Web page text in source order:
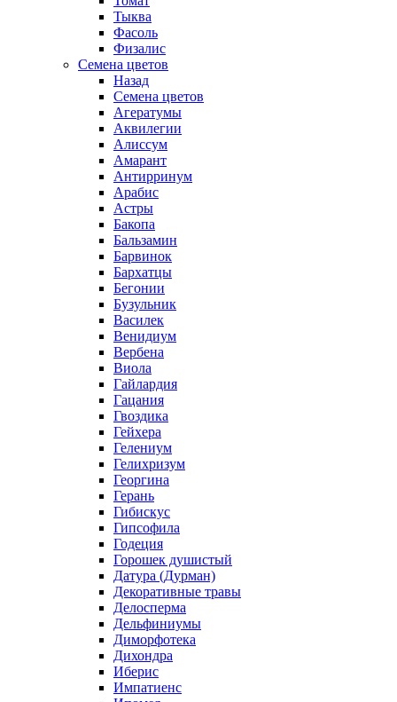
Тыква
Фасоль
Физалис
Семена цветов
Назад
Семена цветов
Агератумы
Аквилегии
Алиссум
Амарант
Антирринум
Арабис
Астры
Бакопа
Бальзамин
Барвинок
Бархатцы
Бегонии
Бузульник
Василек
Венидиум
Вербена
Виола
Гайлардия
Гацания
Гвоздика
Гейхера
Гелениум
Гелихризум
Георгина
Герань
Гибискус
Гипсофила
Годеция
Горошек душистый
Датура (Дурман)
Декоративные травы
Делосперма
Дельфиниумы
Диморфотека
Дихондра
Иберис
Импатиенс